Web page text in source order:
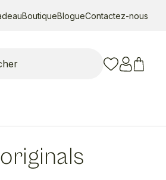
BoutiqueBlogueContactez-nous